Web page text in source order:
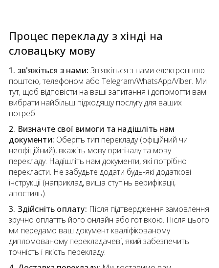
Процес перекладу з хінді на
словацьку мову
1. зв'яжіться з нами: Зв'яжіться з нами електронною
поштою, телефоном або Telegram/WhatsApp/Viber. Ми
тут, щоб відповісти на ваші запитання і допомогти вам
вибрати найбільш підходящу послугу для ваших
потреб.
2. Визначте свої вимоги та надішліть нам
документи: Оберіть тип перекладу (офіційний чи
неофіційний), вкажіть мову оригіналу та мову
перекладу. Надішліть нам документи, які потрібно
перекласти. Не забудьте додати будь-які додаткові
інструкції (наприклад, вища ступінь верифікації,
апостиль).
3. Здійсніть оплату: Після підтвердження замовлення
зручно оплатіть його онлайн або готівкою. Після цього
ми передамо ваш документ кваліфікованому
дипломованому перекладачеві, який забезпечить
точність і якість перекладу.